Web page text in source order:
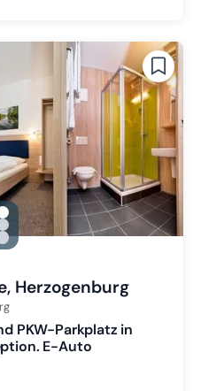
Zu Slide 1 wechseln
Zu Slide 2 wechseln
Zu Slide 3 wechseln
Herzogenburg
PKW-Parkplatz in
E-Auto